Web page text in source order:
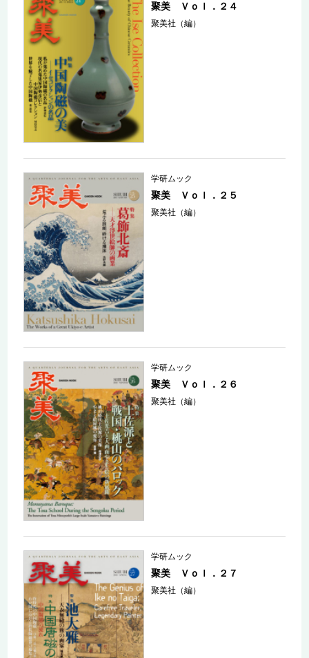
聚美 Ｖｏｌ．２４
聚美社（編）
学研ムック
聚美 Ｖｏｌ．２５
聚美社（編）
学研ムック
聚美 Ｖｏｌ．２６
聚美社（編）
学研ムック
聚美 Ｖｏｌ．２７
聚美社（編）